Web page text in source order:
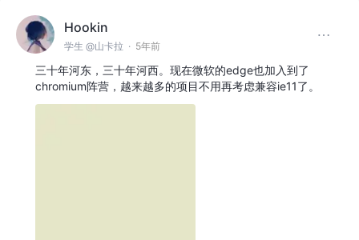
Hookin
学生 @山卡拉 · 5年前
三十年河东，三十年河西。现在微软的edge也加入到了
chromium阵营，越来越多的项目不用再考虑兼容ie11了。